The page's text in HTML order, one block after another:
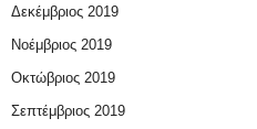
Δεκέμβριος 2019
Νοέμβριος 2019
Οκτώβριος 2019
Σεπτέμβριος 2019